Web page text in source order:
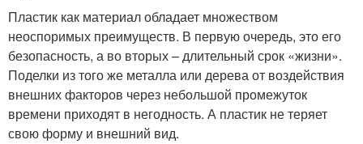
Бутылки для цветов
Вазы из пластиковой
бутылки
Пластик как материал обладает множеством
неоспоримых преимуществ. В первую очередь, это его
безопасность, а во вторых – длительный срок «жизни».
Поделки из того же металла или дерева от воздействия
внешних факторов через небольшой промежуток
времени приходят в негодность. А пластик не теряет
свою форму и внешний вид.